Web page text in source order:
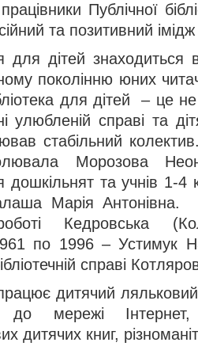
Публічної
та позитивний
для дітей
поколінню юних
для дітей – це не
улюбленій справі та
стабільний
Морозова
дошкільнят та учнів 1-4
Марія
Кедровська
по 1996 – Устимук
справі
дитячий
до мережі
дитячих книг,